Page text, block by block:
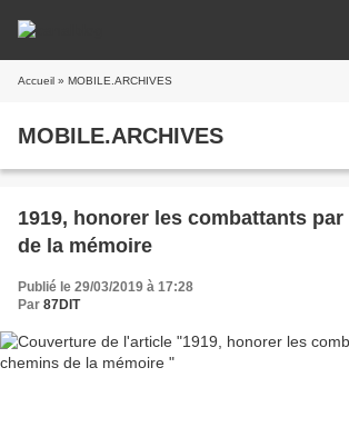
Accueil » MOBILE.ARCHIVES
MOBILE.ARCHIVES
1919, honorer les combattants
de la mémoire
Publié le 29/03/2019 à 17:28
Par 87DIT